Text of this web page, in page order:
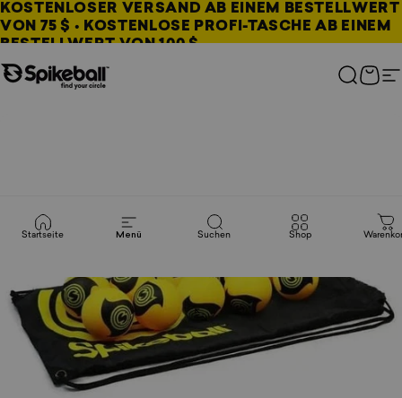
Direkt zum Inhalt
KOSTENLOSER VERSAND AB EINEM BESTELLWERT
VON 75 $ • KOSTENLOSE PROFI-TASCHE AB EINEM
BESTELLWERT VON 100 $
Spikeball-Shop Suchen
Startseite Menü Suchen Shop